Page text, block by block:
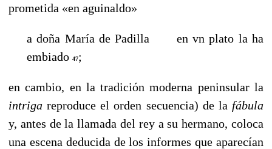
prometida «en aguinaldo»
a doña María de Padilla en vn plato la ha
embiado 47;
en cambio, en la tradición moderna peninsular la
intriga reproduce el orden secuencia) de la fábula
y, antes de la llamada del rey a su hermano, coloca
una escena deducida de los informes que aparecían